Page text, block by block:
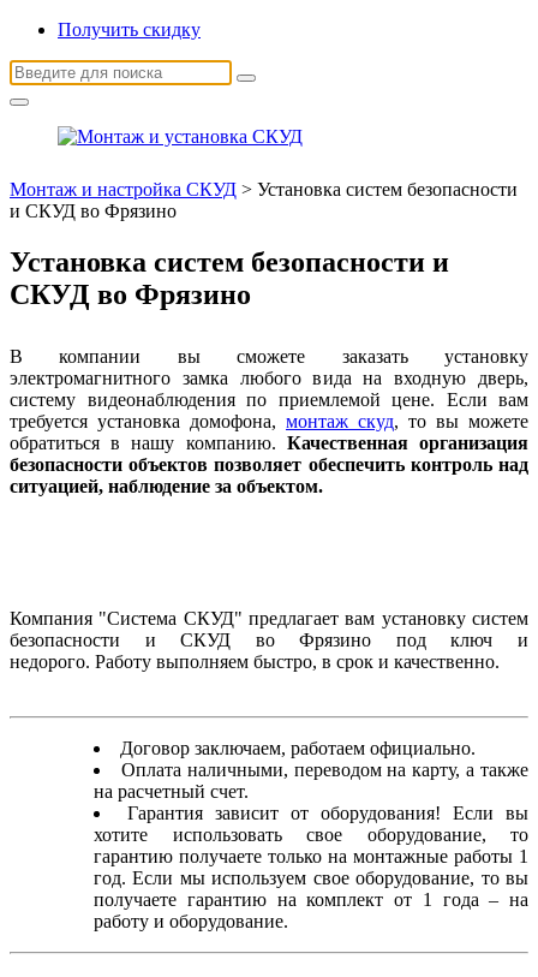
Получить скидку
Найти:
Монтаж и настройка СКУД > Установка систем безопасности
и СКУД во Фрязино
Установка систем безопасности и
СКУД во Фрязино
В компании вы сможете заказать установку
электромагнитного замка любого вида на входную дверь,
систему видеонаблюдения по приемлемой цене. Если вам
требуется установка домофона, монтаж скуд, то вы можете
обратиться в нашу компанию. Качественная организация
безопасности объектов позволяет обеспечить контроль над
ситуацией, наблюдение за объектом.
Компания "Система СКУД" предлагает вам установку систем
безопасности и СКУД во Фрязино под ключ и
недорого. Работу выполняем быстро, в срок и качественно.
Договор заключаем, работаем официально.
Оплата наличными, переводом на карту, а также
на расчетный счет.
Гарантия зависит от оборудования! Если вы
хотите использовать свое оборудование, то
гарантию получаете только на монтажные работы 1
год. Если мы используем свое оборудование, то вы
получаете гарантию на комплект от 1 года – на
работу и оборудование.